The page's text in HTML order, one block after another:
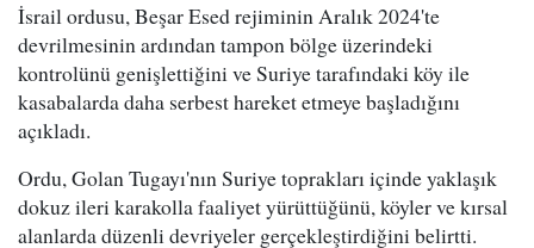
İsrail ordusu, Beşar Esed rejiminin Aralık 2024'te
devrilmesinin ardından tampon bölge üzerindeki
kontrolünü genişlettiğini ve Suriye tarafındaki köy ile
kasabalarda daha serbest hareket etmeye başladığını
açıkladı.
Ordu, Golan Tugayı'nın Suriye toprakları içinde yaklaşık
dokuz ileri karakolla faaliyet yürüttüğünü, köyler ve kırsal
alanlarda düzenli devriyeler gerçekleştirdiğini belirtti.